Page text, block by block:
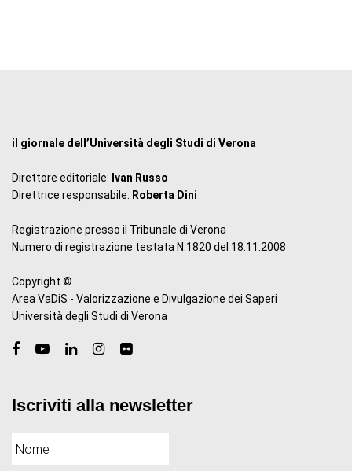
il giornale dell’Università degli Studi di Verona
Direttore editoriale: Ivan Russo
Direttrice responsabile: Roberta Dini
Registrazione presso il Tribunale di Verona
Numero di registrazione testata N.1820 del 18.11.2008
Copyright ©
Area VaDiS - Valorizzazione e Divulgazione dei Saperi
Università degli Studi di Verona
Iscriviti alla newsletter